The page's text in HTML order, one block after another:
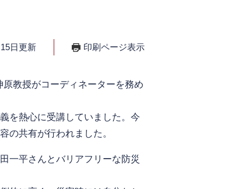
日更新 印刷ページ表示
教授がコーディネーターを務め
を熱心に受講していました。今
の共有が行われました。
一平さんとバリアフリーな防災